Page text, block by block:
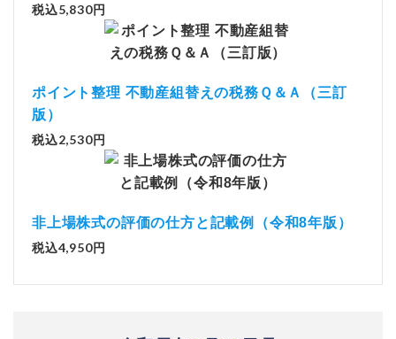
税込5,830円
ポイント整理 不動産組替えの税務Ｑ＆Ａ（三訂
版）
税込2,530円
非上場株式の評価の仕方と記載例（令和8年版）
税込4,950円